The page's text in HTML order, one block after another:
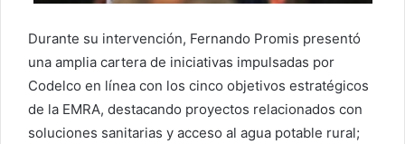
Durante su intervención, Fernando Promis presentó
una amplia cartera de iniciativas impulsadas por
Codelco en línea con los cinco objetivos estratégicos
de la EMRA, destacando proyectos relacionados con
soluciones sanitarias y acceso al agua potable rural;